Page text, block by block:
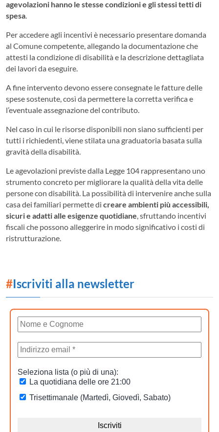
agevolazioni hanno le stesse condizioni e gli stessi tetti di
spesa
Per accedere agli incentivi è necessario presentare domanda
al Comune competente, allegando la documentazione che
attesti la condizione di disabilità e la descrizione dettagliata
dei lavori da eseguire.
A fine intervento devono essere consegnate le fatture delle
spese sostenute, così da permettere la corretta verifica e
l’eventuale assegnazione del contributo.
Nel caso in cui le risorse disponibili non siano sufficienti per
tutti i richiedenti, viene stilata una graduatoria basata sulla
gravità della disabilità.
Le agevolazioni previste dalla Legge 104 rappresentano uno
strumento concreto per migliorare la qualità della vita delle
persone con disabilità. La possibilità di intervenire anche sulla
casa dei familiari permette di creare ambienti più accessibili,
sicuri e adatti alle esigenze quotidiane , sfruttando incentivi
fiscali che possono alleggerire in modo significativo i costi di
ristrutturazione.
#Iscriviti alla newsletter